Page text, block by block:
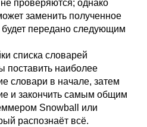
проверяются; однако
заменить полученное
будет передано следующим
списка словарей
поставить наиболее
словари в начале, затем
и закончить самым общим
Snowball
или
распознаёт всё.